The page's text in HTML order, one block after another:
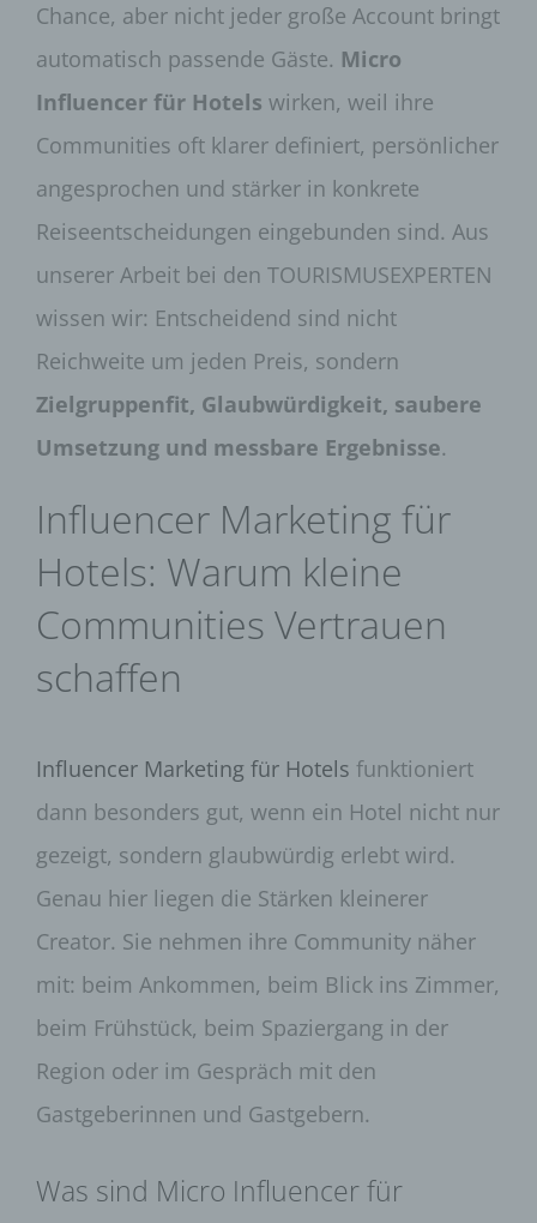
Chance, aber nicht jeder große Account bringt
automatisch passende Gäste. Micro
Influencer für Hotels wirken, weil ihre
Communities oft klarer definiert, persönlicher
angesprochen und stärker in konkrete
Reiseentscheidungen eingebunden sind. Aus
unserer Arbeit bei den TOURISMUSEXPERTEN
wissen wir: Entscheidend sind nicht
Reichweite um jeden Preis, sondern
Zielgruppenfit, Glaubwürdigkeit, saubere
Umsetzung und messbare Ergebnisse.
Influencer Marketing für
Hotels: Warum kleine
Communities Vertrauen
schaffen
Influencer Marketing für Hotels funktioniert
dann besonders gut, wenn ein Hotel nicht nur
gezeigt, sondern glaubwürdig erlebt wird.
Genau hier liegen die Stärken kleinerer
Creator. Sie nehmen ihre Community näher
mit: beim Ankommen, beim Blick ins Zimmer,
beim Frühstück, beim Spaziergang in der
Region oder im Gespräch mit den
Gastgeberinnen und Gastgebern.
Was sind Micro Influencer für